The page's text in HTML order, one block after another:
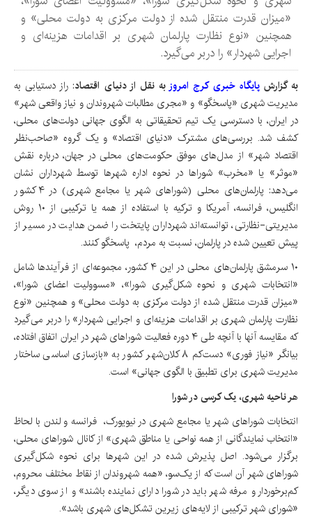
«میزان قدرت منتقل شده از دولت مرکزی به دولت محلی» و
همچنین «نوع نظارت پارلمان شهری بر اقدامات هزینه‌ای و
اجرایی شهردار» را دربر می‌گیرد.
به گزارشپایگاه خبری کرج امروزبه نقل از دنیای اقتصاد: راز دستیابی به
مدیریت شهری «پاسخگو» و «مجری مطالبات شهروندان و نیاز واقعی شهر»
در ایران، با دسترسی یک تیم تحقیقاتی به الگوی جهانی دولت‌های محلی،
کشف شد. بررسی‌های مشترک «دنیای اقتصاد» و یک گروه «صاحب‌نظر
اقتصاد شهر» از مدل‌های موفق حکومت‌های محلی در جهان، درباره نقش
«موثر» یا «مخرب» شوراها در نحوه اداره شهرها توسط شهرداران نشان
می‌دهد: پارلمان‌های محلی (شوراهای شهر یا مجامع شهری) در ۴ کشور
انگلیس، فرانسه، آمریکا و ترکیه با استفاده از همه یا ترکیبی از ۱۰ روش
مدیریتی-نظارتی، توانسته‌اند شهرداران پایتخت را ضمن هدایت در مسیر از
پیش تعیین شده در پارلمان، نسبت به مردم، ‌ پاسخگو کنند.
۱۰ سرمشق پارلمان‌های محلی در این ۴ کشور، مجموعه‌ای از فرآیندها شامل
«انتخابات شهری و نحوه شکل‌گیری شورا»، «مسوولیت اعضای شورا»،
«میزان قدرت منتقل شده از دولت مرکزی به دولت محلی» و همچنین «نوع
نظارت پارلمان شهری بر اقدامات هزینه‌ای و اجرایی شهردار» را دربر می‌گیرد
که مقایسه آنها با آنچه طی ۴ دوره فعالیت شوراهای شهر در ایران اتفاق افتاده،
بیانگر «نیاز فوری» دست‌کم ۸ کلان‌شهر کشور به «بازسازی اساسی ساختار
مدیریت شهری برای تطبیق با الگوی جهانی» است.
هر ناحیه شهری، یک کرسی در شورا
انتخابات شوراهای شهر یا مجامع شهری در نیویورک، ‌ فرانسه و لندن با لحاظ
«انتخاب نمایندگانی از همه نواحی یا مناطق شهری» از کانال شوراهای محلی،
برگزار می‌شود. اصل پذیرش شده در این شهرها برای نحوه شکل‌گیری
شوراهای شهر آن است که از یک‌سو، «همه شهروندان از نقاط مختلف محروم،
کم‌برخوردار و مرفه شهر باید در شورا دارای نماینده باشند» و از سوی دیگر،
«شورای شهر ترکیبی از لایه‌های زیرین تشکل‌های شهری باشد».